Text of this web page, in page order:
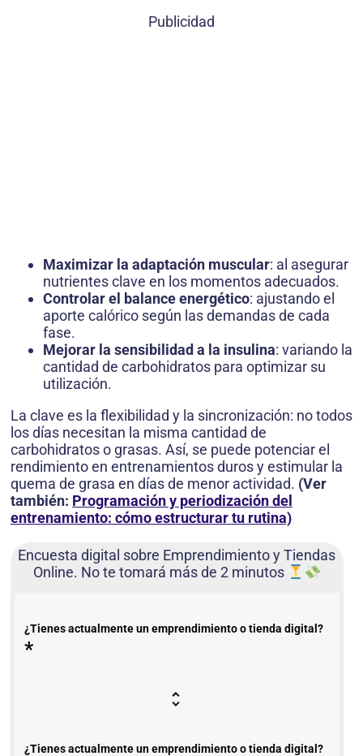
Publicidad
Maximizar la adaptación muscular: al asegurar
nutrientes clave en los momentos adecuados.
Controlar el balance energético: ajustando el
aporte calórico según las demandas de cada
fase.
Mejorar la sensibilidad a la insulina: variando la
cantidad de carbohidratos para optimizar su
utilización.
La clave es la flexibilidad y la sincronización: no todos
los días necesitan la misma cantidad de
carbohidratos o grasas. Así, se puede potenciar el
rendimiento en entrenamientos duros y estimular la
quema de grasa en días de menor actividad. (Ver
también: Programación y periodización del
entrenamiento: cómo estructurar tu rutina)
Encuesta digital sobre Emprendimiento y Tiendas
Online. No te tomará más de 2 minutos
¿Tienes actualmente un emprendimiento o tienda digital?
*
¿Tienes actualmente un emprendimiento o tienda digital?